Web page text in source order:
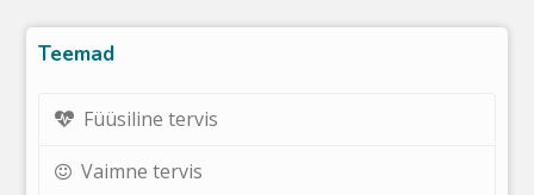
Teemad
Füüsiline tervis
Vaimne tervis